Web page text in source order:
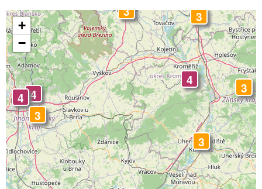
3
3
4
3 3
3
4
4
+
−